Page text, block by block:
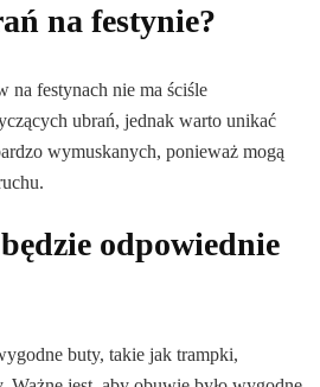
na festynie?
na festynach nie ma ściśle
ubrań, jednak warto unikać
wymuskanych, ponieważ mogą
odpowiednie
buty, takie jak trampki,